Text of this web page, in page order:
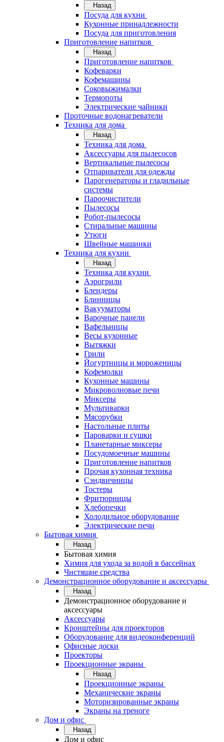
Назад
Посуда для кухни
Кухонные принадлежности
Посуда для приготовления
Приготовление напитков
Назад
Приготовление напитков
Кофеварки
Кофемашины
Соковыжималки
Термопоты
Электрические чайники
Проточные водонагреватели
Техника для дома
Назад
Техника для дома
Аксессуары для пылесосов
Вертикальные пылесосы
Отпариватели для одежды
Парогенераторы и гладильные
системы
Пароочистители
Пылесосы
Робот-пылесосы
Стиральные машины
Утюги
Швейные машинки
Техника для кухни
Назад
Техника для кухни
Аэрогрили
Блендеры
Блинницы
Вакууматоры
Варочные панели
Вафельницы
Весы кухонные
Вытяжки
Грили
Йогуртницы и мороженицы
Кофемолки
Кухонные машины
Микроволновые печи
Миксеры
Мультиварки
Мясорубки
Настольные плиты
Пароварки и сушки
Планетарные миксеры
Посудомоечные машины
Приготовление напитков
Прочая кухонная техника
Сэндвичницы
Тостеры
Фритюрницы
Хлебопечки
Холодильное оборудование
Электрические печи
Бытовая химия
Назад
Бытовая химия
Химия для ухода за водой в бассейнах
Чистящие средства
Демонстрационное оборудование и аксессуары
Назад
Демонстрационное оборудование и
аксессуары
Аксессуары
Кронштейны для проекторов
Оборудование для видеоконференций
Офисные доски
Проекторы
Проекционные экраны
Назад
Проекционные экраны
Механические экраны
Моторизированные экраны
Экраны на треноге
Дом и офис
Назад
Дом и офис